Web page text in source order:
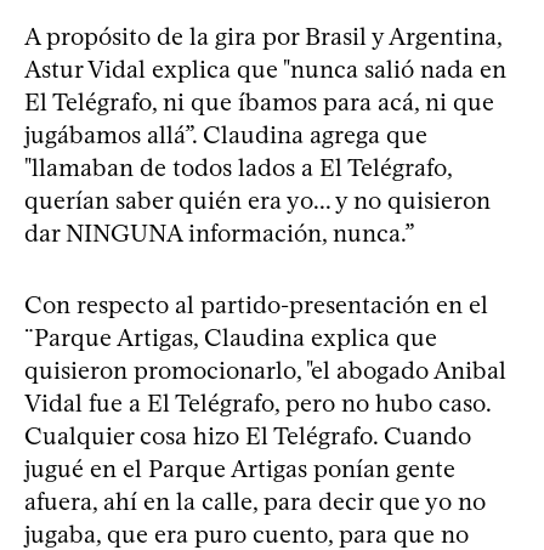
A propósito de la gira por Brasil y Argentina,
Astur Vidal explica que "nunca salió nada en
El Telégrafo, ni que íbamos para acá, ni que
jugábamos allá”. Claudina agrega que
"llamaban de todos lados a El Telégrafo,
querían saber quién era yo... y no quisieron
dar NINGUNA información, nunca.”
Con respecto al partido-presentación en el
¨Parque Artigas, Claudina explica que
quisieron promocionarlo, "el abogado Anibal
Vidal fue a El Telégrafo, pero no hubo caso.
Cualquier cosa hizo El Telégrafo. Cuando
jugué en el Parque Artigas ponían gente
afuera, ahí en la calle, para decir que yo no
jugaba, que era puro cuento, para que no